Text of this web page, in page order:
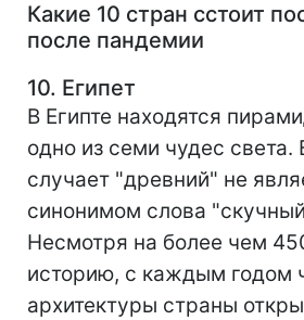
Какие 10 стран сстоит
после пандемии
10. Египет
В Египте находятся
одно из семи чудес света.
случает "древний" не
синонимом слова
Несмотря на более чем
историю, с каждым годом
архитектуры страны